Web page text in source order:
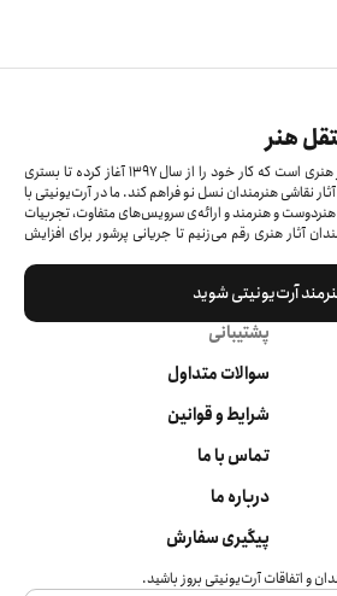
هنر
آرت‌یونیتی بازار آنلاین فروش آثار هنری است که کار خود را از سال ۱۳۹۷ آغاز کرده‌ تا بستری
نقاشی هنرمندان نسل نو فراهم کند. ما در آرت‌یونیتی با
و هنرمند و ارائه‌ی سرویس‌های متفاوت، تجربیات
آثار هنری رقم می‌زنیم تا جریانی پرشور برای افزایش
آرت‌یونیتی شوید
پشتیبانی
سوالات متداول
شرایط و قوانین
تماس با ما
درباره ما
پیگیری سفارش
و اتفاقات آرت‌یونیتی بروز باشید.